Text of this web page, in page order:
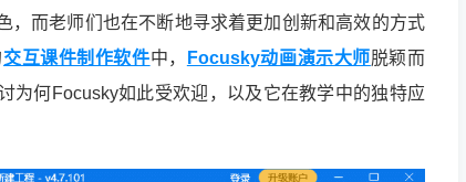
，而老师们也在不断地寻求着更加创新和高效的方式
交互课件制作软件中， Focusky动画演示大师脱颖而
为何Focusky如此受欢迎，以及它在教学中的独特应